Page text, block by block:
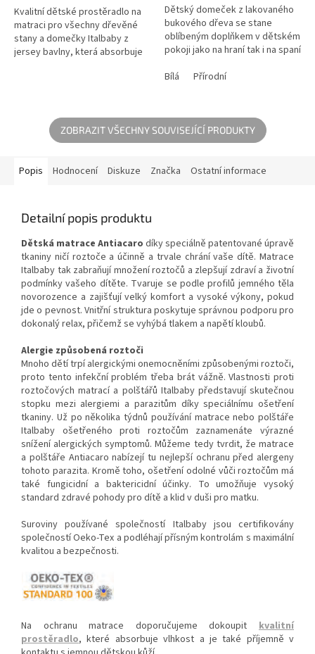
Kvalitní dětské prostěradlo na
matraci pro všechny dřevěné
stany a domečky Italbaby z
jersey bavlny, která absorbuje
Dětský domeček z lakovaného
bukového dřeva se stane
oblíbeným doplňkem v dětském
pokoji jako na hraní tak i na spaní
dokoupit matraci, moskytiéru,...
Bílá Přírodní
ZOBRAZIT VŠECHNY SOUVISEJÍCÍ PRODUKTY
Popis Hodnocení Diskuze Značka Ostatní informace
Detailní popis produktu
Dětská matrace Antiacaro díky speciálně patentované úpravě
tkaniny ničí roztoče a účinně a trvale chrání vaše dítě. Matrace
Italbaby tak zabraňují množení roztočů a zlepšují zdraví a životní
podmínky vašeho dítěte. Tvaruje se podle profilů jemného těla
novorozence a zajišťují velký komfort a vysoké výkony, pokud
jde o pevnost. Vnitřní struktura poskytuje správnou podporu pro
dokonalý relax, přičemž se vyhýbá tlakem a napětí kloubů.
Alergie způsobená roztoči
Mnoho dětí trpí alergickými onemocněními způsobenými roztoči,
proto tento infekční problém třeba brát vážně. Vlastnosti proti
roztočových matrací a polštářů Italbaby představují skutečnou
stopku mezi alergiemi a parazitům díky speciálnímu ošetření
tkaniny. Už po několika týdnů používání matrace nebo polštáře
Italbaby ošetřeného proti roztočům zaznamenáte výrazné
snížení alergických symptomů. Můžeme tedy tvrdit, že matrace
a polštáře Antiacaro nabízejí tu nejlepší ochranu před alergeny
tohoto parazita. Kromě toho, ošetření odolné vůči roztočům má
také fungicidní a baktericidní účinky. To umožňuje vysoký
standard zdravé pohody pro dítě a klid v duši pro matku.
Suroviny používané společností Italbaby jsou certifikovány
společností Oeko-Tex a podléhají přísným kontrolám s maximální
kvalitou a bezpečnosti.
Na ochranu matrace doporučujeme dokoupit kvalitní
prostěradlo, které absorbuje vlhkost a je také příjemně v